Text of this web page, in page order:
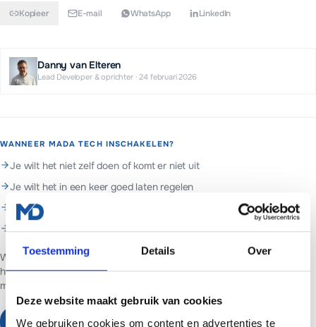
Toestemming Details Over
Deze website maakt gebruik van cookies
We gebruiken cookies om content en advertenties te
Kopieer E-mail WhatsApp LinkedIn
Danny van Elteren
Lead Developer & oprichter·24 februari 2026
WANNEER MADA TECH INSCHAKELEN?
Je wilt het niet zelf doen of komt er niet uit
Je wilt het in een keer goed laten regelen
Je wilt doorlopend beheer en support
Je wilt hulp met wordpress
Web- en marketingpartner in Assen. Websites voor ondernemers in
heel Nederland.Websites vanaf €699 of €65 per maand inclusief
managed hosting en basis SEO.
Plan een vrijblijvend gesprek